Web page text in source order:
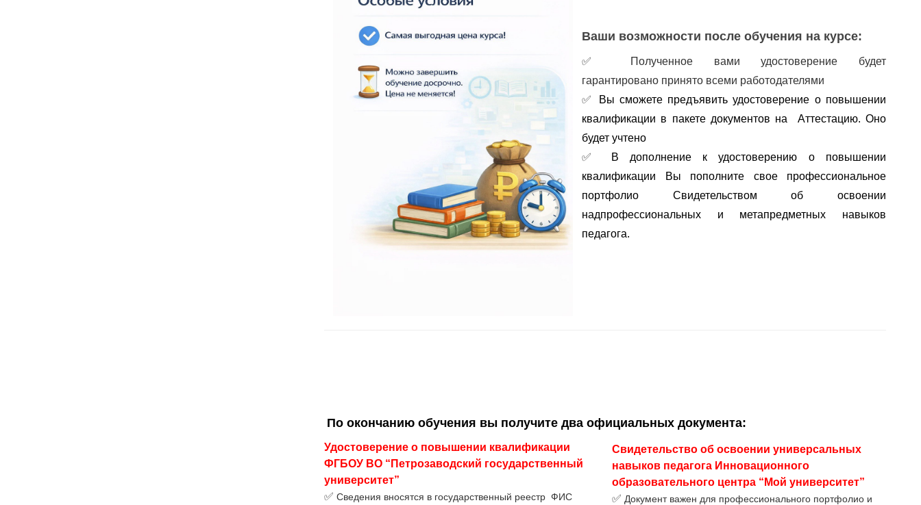
Ваши возможности после обучения на курсе:
✅
Полученное вами удостоверение будет
гарантировано принято всеми работодателями
✅
Вы сможете предъявить удостоверение о повышении
квалификации в пакете документов на  Аттестацию. Оно
будет учтено
✅
В дополнение к удостоверению о повышении
портфолио
надпрофессиональных и метапредметных навыков
педагога.
По окончанию обучения вы получите два официальных документа:
Удостоверение о повышении квалификации
ФГБОУ ВО “Петрозаводский государственный
университет”
✅ Сведения вносятся в государственный реестр ФИС
Свидетельство об освоении универсальных
навыков педагога Инновационного
образовательного центра “Мой университет”
✅ Документ важен для профессионального портфолио и